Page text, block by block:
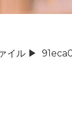
イル ▶